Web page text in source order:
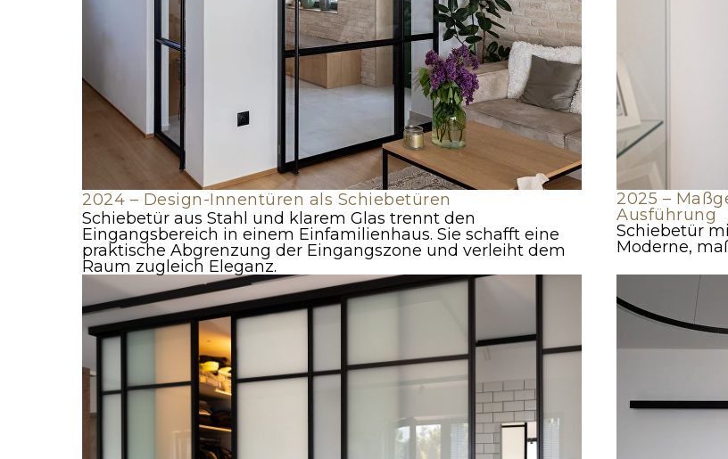
2025 –
Ausführung
Schiebetür
Moderne,
Schiebetür aus Stahl und klarem Glas trennt den
Eingangsbereich in einem Einfamilienhaus. Sie schafft eine
praktische Abgrenzung der Eingangszone und verleiht dem
Raum zugleich Eleganz.
2024 – Design-Innentüren als Schiebetüren